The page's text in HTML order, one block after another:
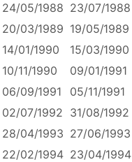
24/05/1988 23/07/1988
20/03/1989 19/05/1989
14/01/1990 15/03/1990
10/11/1990 09/01/1991
06/09/1991 05/11/1991
02/07/1992 31/08/1992
28/04/1993 27/06/1993
22/02/1994 23/04/1994